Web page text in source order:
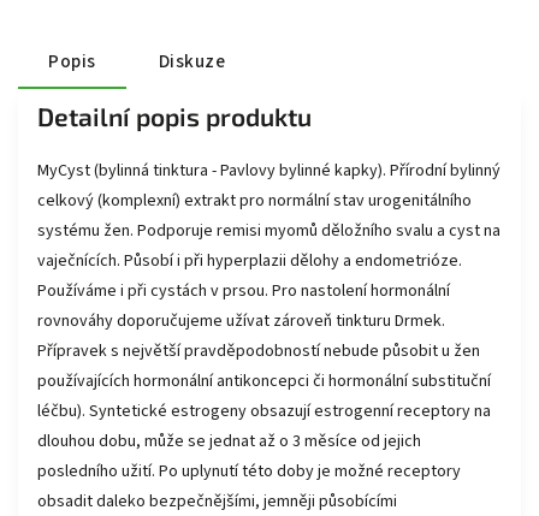
Popis Diskuze
Detailní popis produktu
MyCyst (bylinná tinktura - Pavlovy bylinné kapky). Přírodní bylinný
celkový (komplexní) extrakt pro normální stav urogenitálního
systému žen. Podporuje remisi myomů děložního svalu a cyst na
vaječnících. Působí i při hyperplazii dělohy a endometrióze.
Používáme i při cystách v prsou. Pro nastolení hormonální
rovnováhy doporučujeme užívat zároveň tinkturu Drmek.
Přípravek s největší pravděpodobností nebude působit u žen
používajících hormonální antikoncepci či hormonální substituční
léčbu). Syntetické estrogeny obsazují estrogenní receptory na
dlouhou dobu, může se jednat až o 3 měsíce od jejich
posledního užití. Po uplynutí této doby je možné receptory
obsadit daleko bezpečnějšími, jemněji působícími